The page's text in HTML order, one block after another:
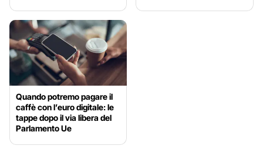
Quando potremo pagare il
caffè con l’euro digitale: le
tappe dopo il via libera del
Parlamento Ue